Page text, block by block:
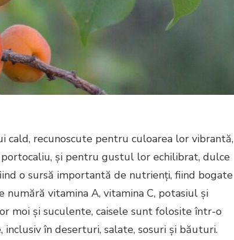
cald, recunoscute pentru culoarea lor vibrantă,
și pentru gustul lor echilibrat, dulce
o sursă importantă de nutrienți, fiind bogate
numără vitamina A, vitamina C, potasiul și
moi și suculente, caisele sunt folosite într-o
în deserturi, salate, sosuri și băuturi.